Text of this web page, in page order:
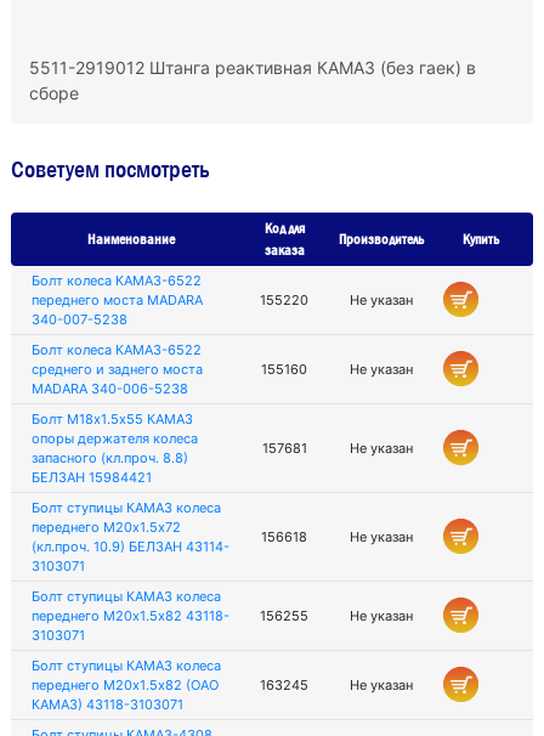
5511-2919012 Штанга реактивная КАМАЗ (без гаек) в
сборе
Советуем посмотреть
Наименование
Код для
заказа
Производитель Купить
Болт колеса КАМАЗ-6522
переднего моста MADARA
340-007-5238
155220 Не указан
Болт колеса КАМАЗ-6522
среднего и заднего моста
MADARA 340-006-5238
155160 Не указан
Болт М18х1.5х55 КАМАЗ
опоры держателя колеса
запасного (кл.проч. 8.8)
БЕЛЗАН 15984421
157681 Не указан
Болт ступицы КАМАЗ колеса
переднего М20х1.5х72
(кл.проч. 10.9) БЕЛЗАН 43114-
3103071
156618 Не указан
Болт ступицы КАМАЗ колеса
переднего М20х1.5х82 43118-
3103071
156255 Не указан
Болт ступицы КАМАЗ колеса
переднего М20х1.5х82 (ОАО
КАМАЗ) 43118-3103071
163245 Не указан